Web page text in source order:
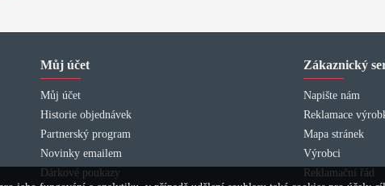
Můj účet
Můj účet
Historie objednávek
Partnerský program
Novinky emailem
Dárkové poukazy
Zákaznický
Napište nám
Reklamace
Mapa stránek
Výrobci
Reklamační řád